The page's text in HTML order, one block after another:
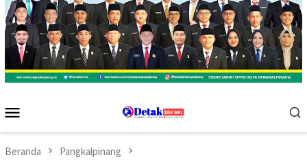
Mobile
Beranda Pangkalpinang